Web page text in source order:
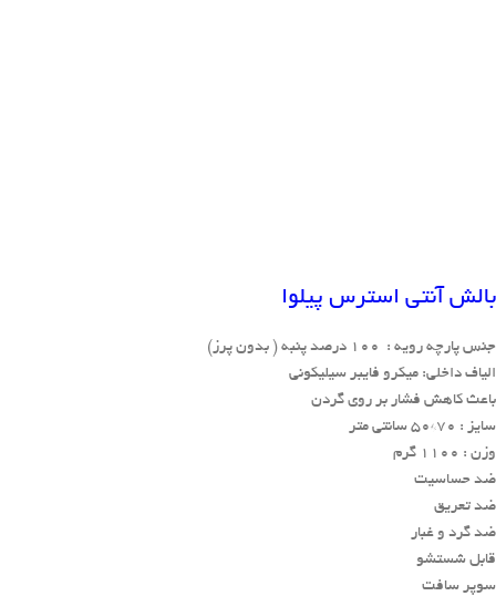
بالش آنتی استرس پیلوا
جنس پارچه رویه : 100 درصد پنبه ( بدون پرز)
الیاف داخلی: میکرو فایبر سیلیکونی
باعث کاهش فشار بر روی گردن
سایز : 70*50 سانتی متر
وزن : 1100 گرم
ضد حساسیت
ضد تعریق
ضد گرد و غبار
قابل شستشو
سوپر سافت